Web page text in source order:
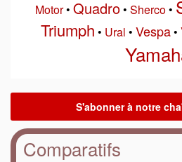
Motor• Quadro• Sherco•
Triumph • Ural • Vespa•
Comparatifs